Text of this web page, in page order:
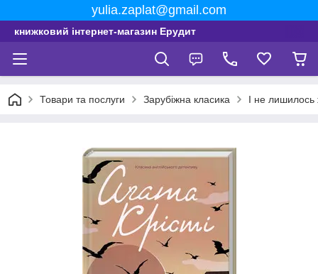
yulia.zaplat@gmail.com
книжковий інтернет-магазин Ерудит
Товари та послуги Зарубіжна класика І не лишилось